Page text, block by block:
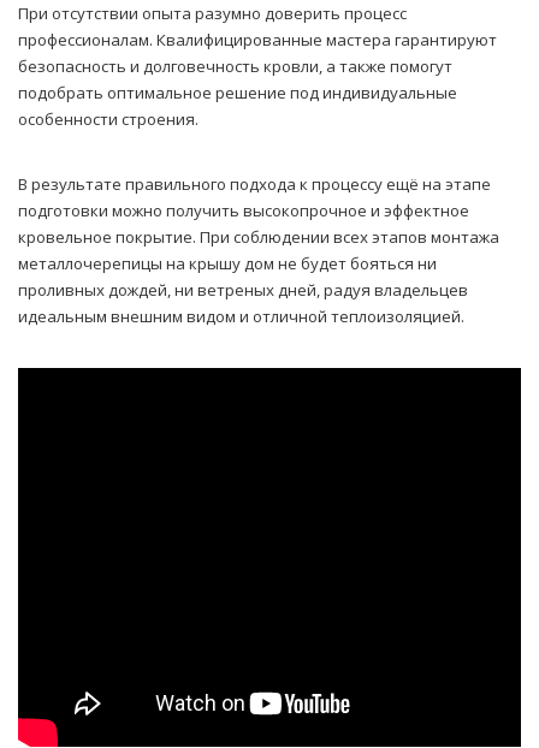
При отсутствии опыта разумно доверить процесс
профессионалам. Квалифицированные мастера гарантируют
безопасность и долговечность кровли, а также помогут
подобрать оптимальное решение под индивидуальные
особенности строения.
В результате правильного подхода к процессу ещё на этапе
подготовки можно получить высокопрочное и эффектное
кровельное покрытие. При соблюдении всех этапов монтажа
металлочерепицы на крышу дом не будет бояться ни
проливных дождей, ни ветреных дней, радуя владельцев
идеальным внешним видом и отличной теплоизоляцией.